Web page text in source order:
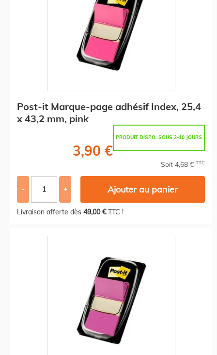
Post-it Marque-page adhésif Index, 25,4
x 43,2 mm, pink
PRODUIT DISPO. SOUS 2-10 JOURS
3,90 €
Soit 4,68 € TTC
- + Ajouter au panier
Livraison offerte dès 49,00 €TTC !